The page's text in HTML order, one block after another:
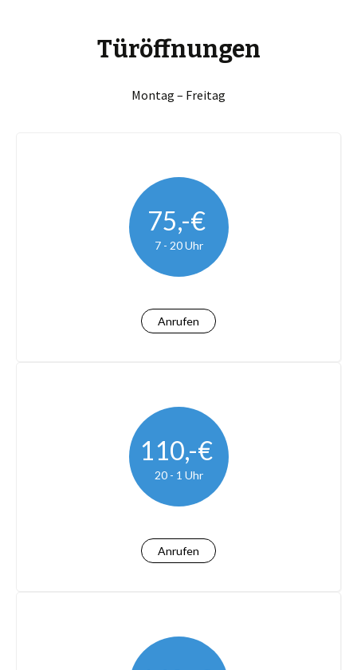
Türöffnungen
Montag – Freitag
75,-€
7 - 20 Uhr
Anrufen
110,-€
20 - 1 Uhr
Anrufen